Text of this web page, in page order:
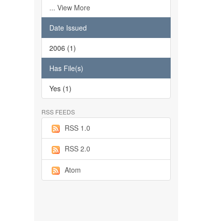
... View More
Date Issued
2006 (1)
Has File(s)
Yes (1)
RSS FEEDS
RSS 1.0
RSS 2.0
Atom